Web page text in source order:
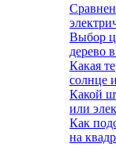
Выбор
дерево
Какая
солнце
Какой
или
Как
на